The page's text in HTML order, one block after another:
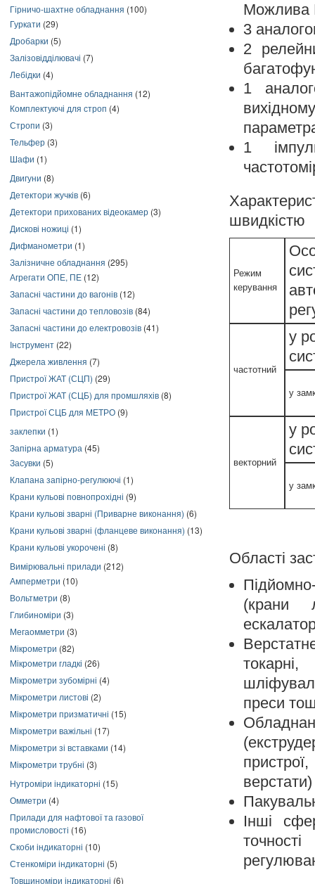
Гірничо-шахтне обладнання (100)
Гуркати (29)
Дробарки (5)
Залізовідділювачі (7)
Лебідки (4)
Вантажопідйомне обладнання (12)
Комплектуючі для строп (4)
Стропи (3)
Тельфер (3)
Шафи (1)
Двигуни (8)
Детектори жучків (6)
Детектори прихованих відеокамер (3)
Дискові ножиці (1)
Дифманометри (1)
Залізничне обладнання (295)
Агрегати ОПЕ, ПЕ (12)
Запасні частини до вагонів (12)
Запасні частини до тепловозів (84)
Запасні частини до електровозів (41)
Інструмент (22)
Джерела живлення (7)
Пристрої ЖАТ (СЦП) (29)
Пристрої ЖАТ (СЦБ) для промшляхів (8)
Пристрої СЦБ для МЕТРО (9)
заклепки (1)
Запірна арматура (45)
Засувки (5)
Клапана запірно-регулюючі (1)
Крани кульові повнопрохідні (9)
Крани кульові зварні (Приварне виконання) (6)
Крани кульові зварні (фланцеве виконання) (13)
Крани кульові укорочені (8)
Вимірювальні прилади (212)
Амперметри (10)
Вольтметри (8)
Глибиноміри (3)
Мегаомметри (3)
Мікрометри (82)
Мікрометри гладкі (26)
Мікрометри зубомірні (4)
Мікрометри листові (2)
Мікрометри призматичні (15)
Мікрометри важільні (17)
Мікрометри зі вставками (14)
Мікрометри трубні (3)
Нутроміри індикаторні (15)
Омметри (4)
Прилади для нафтової та газової
промисловості (16)
Скоби індикаторні (10)
Стенкоміри індикаторні (5)
Товщиноміри індикаторні (6)
Можлива
3
2
1
1
швидкістю
Режим
керування
частотний
у
у
векторний
у
у
Області
(крани
преси
верстати)
Інші